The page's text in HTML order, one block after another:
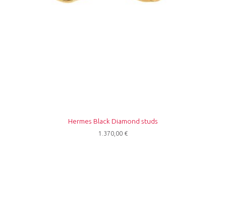
Hermes Black Diamond studs
1.370,00 €